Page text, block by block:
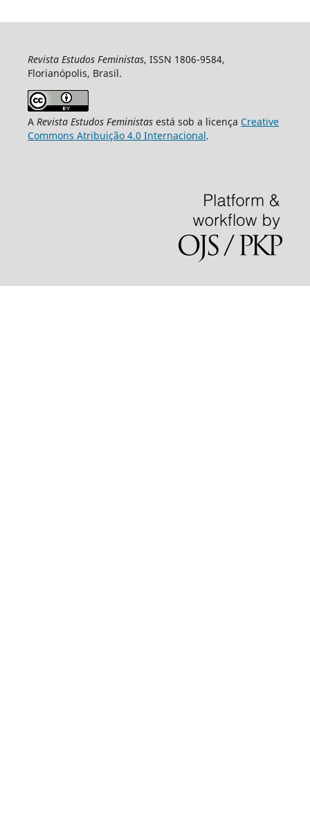
Revista Estudos Feministas, ISSN 1806-9584,
Florianópolis, Brasil.
A Revista Estudos Feministasestá sob a licença Creative
Commons Atribuição 4.0 Internacional.